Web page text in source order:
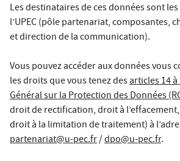
Les destinataires de ces données sont
l’UPEC (pôle partenariat, composantes,
et direction de la communication).
Vous pouvez accéder aux données vous
les droits que vous tenez desarticles 14
Général sur la Protection des Données
droit de rectification, droit à
droit à la limitation de traitement) à
partenariat@u-pec.fr/dpo@u-pec.fr.